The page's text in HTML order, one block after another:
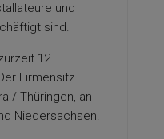
und
sind.
12
Firmensitz
/ Thüringen, an
Niedersachsen.